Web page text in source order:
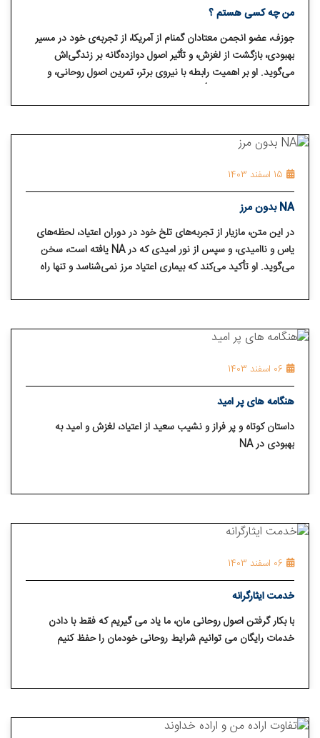
من چه کسی هستم ؟
جوزف، عضو انجمن معتادان گمنام از آمریکا، از تجربه‌ی خود در مسیر
بهبودی، بازگشت از لغزش، و تأثیر اصول دوازده‌گانه بر زندگی‌اش
می‌گوید. او بر اهمیت رابطه با نیروی برتر، تمرین اصول روحانی، و
15 اسفند 1403
NA بدون مرز
در این متن، مازیار از تجربه‌های تلخ خود در دوران اعتیاد، لحظه‌های
یاس و ناامیدی، و سپس از نور امیدی که در NA یافته است، سخن
می‌گوید. او تأکید می‌کند که بیماری اعتیاد مرز نمی‌شناسد و تنها راه
این داستان الهام‌بخش، نشان می‌دهد که حتی در تاریک‌ترین لحظه‌ها
کرد
06 اسفند 1403
هنگامه های پر امید
داستان کوتاه و پر فراز و نشیب سعید از اعتیاد، لغزش و امید به
بهبودی در NA
06 اسفند 1403
خدمت ایثارگرانه
با بکار گرفتن اصول روحانی مان، ما یاد می گیریم که فقط با دادن
خدمات رایگان می توانیم شرایط روحانی خودمان را حفظ کنیم